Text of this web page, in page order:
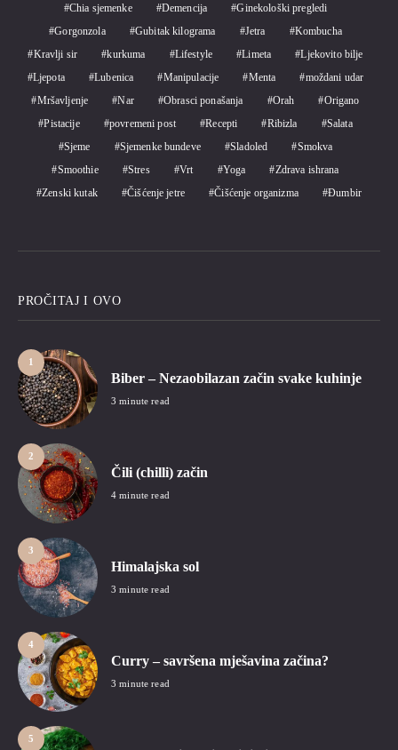
Chia sjemenke
Demencija
Ginekološki pregledi
Gorgonzola
Gubitak kilograma Jetra
Kombucha
Kravlji sir
kurkuma Lifestyle Limeta
Ljekovito bilje
Ljepota
Lubenica Manipulacije Menta
moždani udar
Mršavljenje
Nar Obrasci ponašanja Orah
Origano
Pistacije
povremeni post Recepti Ribizla
Salata
Sjeme
Sjemenke bundeve Sladoled
Smokva
Smoothie
Stres Vrt Yoga
Zdrava ishrana
Zenski kutak
Čišćenje jetre Čišćenje organizma Đumbir
PROČITAJ I OVO
1
Biber – Nezaobilazan začin svake kuhinje
3 minute read
2
Čili (chilli) začin
4 minute read
3
Himalajska sol
3 minute read
4
Curry – savršena mješavina začina?
3 minute read
5